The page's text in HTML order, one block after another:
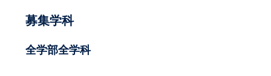
募集学科
全学部全学科